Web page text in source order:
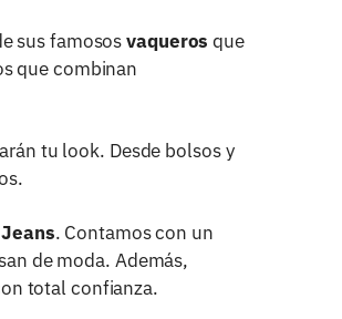
sus famososvaqueros que
que combinan
tu look. Desde bolsos y
. Contamos con un
de moda. Además,
total confianza.